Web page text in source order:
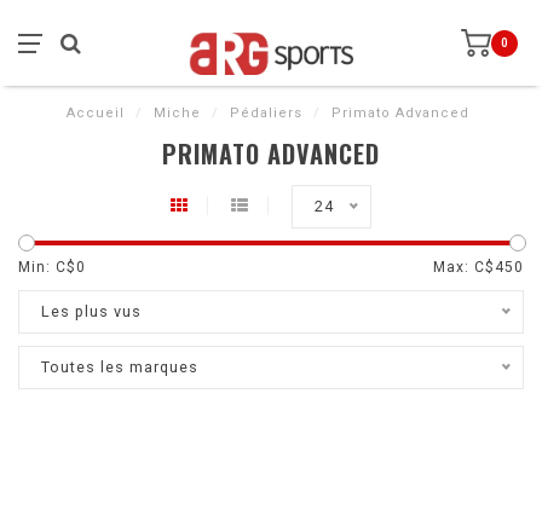
0
Accueil / Miche / Pédaliers / Primato Advanced
PRIMATO ADVANCED
24
Min: C$0 Max: C$ 450
Les plus vus
Toutes les marques